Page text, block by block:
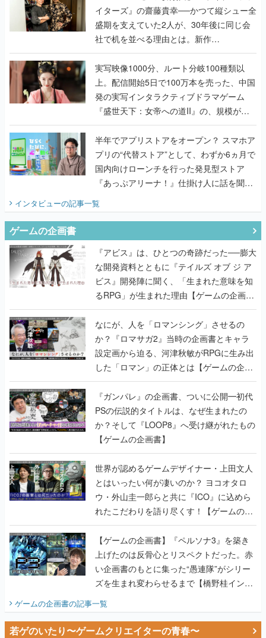
イターズ』の齋藤貴幸──かつて縦シュー全
盛期を支えていた2人が、30年後に同じ会
社で机を並べる理由とは。新作
『TATSUJIN EXTREME』で初タッグを組
んだレジェンド2人に訊く開発秘話
実写映像1000分、ルート分岐100種類以
上。配信開始5日で100万本を売った、中国
発の実写インタラクティブドラマゲーム
『盛世天下：女帝への道II』の、規模が違
うこだわりをプロデューサーに聞いた
半年でアプリストアをオープン？ スマホア
プリの“代替ストア”として、わずか6ヵ月で
国内向けローンチを行った発見型ストア
『あっぷアリーナ！』仕掛け人に話を聞い
インタビューの記事一覧
ゲームの企画書
『アビス』は、ひとつの奇跡だった──膨大
な開発資料とともに『テイルズ オブ ジ ア
ビス』開発陣に聞く、「生まれた意味を知
るRPG」が生まれた理由【ゲームの企画
書】
なにが、人を「ロマンシング」させるの
か？『ロマサガ2』当時の企画書とキャラ
設定画から迫る、河津秋敏がRPGに生み出
した「ロマン」の正体とは【ゲームの企画
書】
『ガンパレ』の企画書、ついに公開━初代
PSの伝説的タイトルは、なぜ生まれたの
か？そして『LOOP8』へ受け継がれたもの
【ゲームの企画書】
世界が認めるゲームデザイナー・上田文人
とはいったい何が凄いのか？ ヨコオタロ
ウ・外山圭一郎らと共に『ICO』に込めら
れたこだわりを語り尽くす！【ゲームの企
画書】
【ゲームの企画書】『ペルソナ3』を築き
上げたのは反骨心とリスペクトだった。赤
い企画書のもとに集った“愚連隊”がシリー
ズを生まれ変わらせるまで【橋野桂インタ
ゲームの企画書の記事一覧
若ゲのいたり〜ゲームクリエイターの青春〜